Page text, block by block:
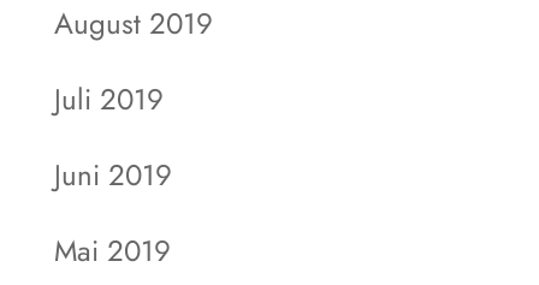
August 2019
Juli 2019
Juni 2019
Mai 2019